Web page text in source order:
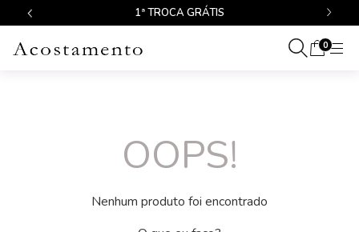
1ª TROCA GRÁTIS
0
OOPS!
Nenhum produto foi encontrado